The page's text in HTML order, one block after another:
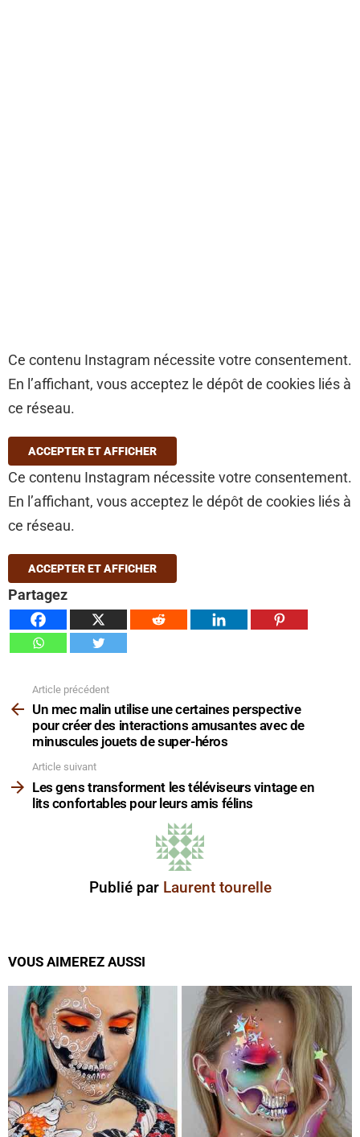
Ce contenu Instagram nécessite votre consentement.
En l’affichant, vous acceptez le dépôt de cookies liés à
ce réseau.
ACCEPTER ET AFFICHER
Ce contenu Instagram nécessite votre consentement.
En l’affichant, vous acceptez le dépôt de cookies liés à
ce réseau.
ACCEPTER ET AFFICHER
Partagez
plus
Article précédent
Un mec malin utilise une certaines perspective
pour créer des interactions amusantes avec de
minuscules jouets de super-héros
Article suivant
Les gens transforment les téléviseurs vintage en
lits confortables pour leurs amis félins
Publié par Laurent tourelle
VOUS AIMEREZ AUSSI